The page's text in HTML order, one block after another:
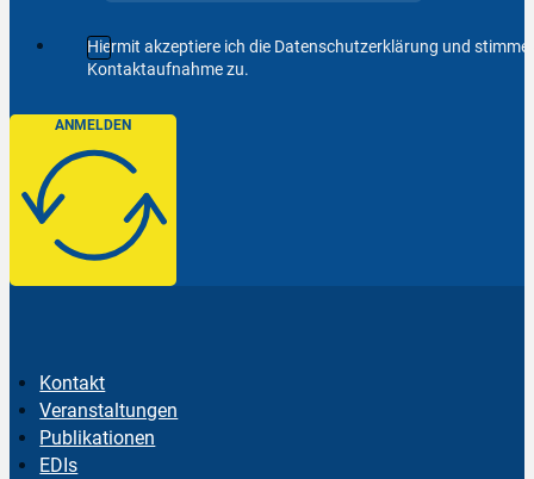
Hiermit akzeptiere ich die Datenschutzerklärung und
Kontaktaufnahme zu.
ANMELDEN
Kontakt
Veranstaltungen
Publikationen
EDIs